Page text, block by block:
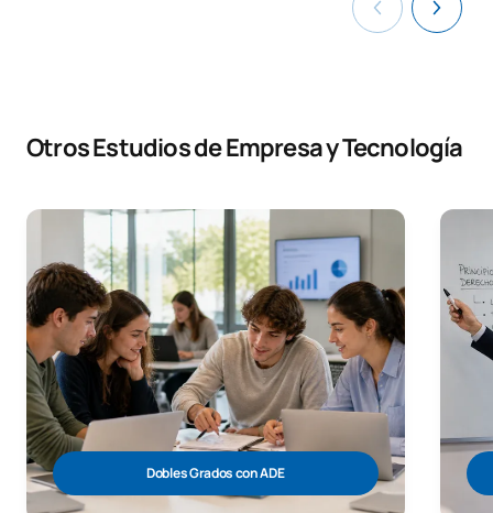
Otros Estudios de Empresa y Tecnología
Dobles Grados con ADE